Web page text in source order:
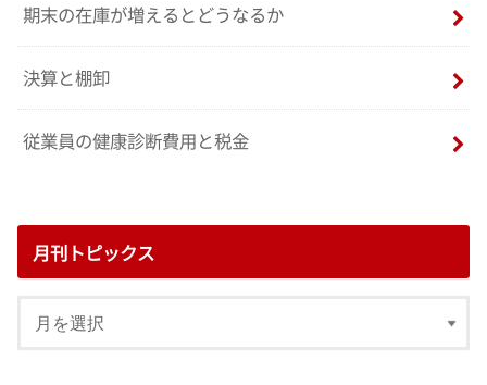
期末の在庫が増えるとどうなるか
決算と棚卸
従業員の健康診断費用と税金
月刊トピックス